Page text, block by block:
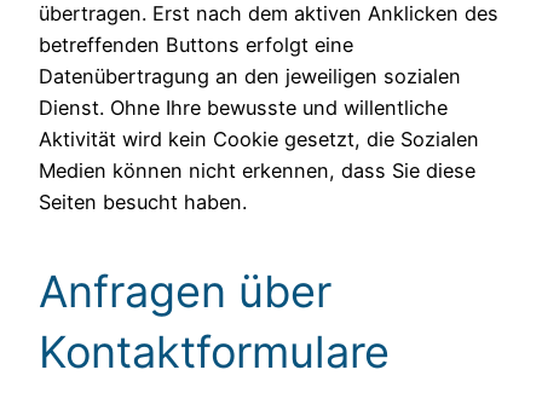
übertragen. Erst nach dem aktiven Anklicken des
betreffenden Buttons erfolgt eine
Datenübertragung an den jeweiligen sozialen
Dienst. Ohne Ihre bewusste und willentliche
Aktivität wird kein Cookie gesetzt, die Sozialen
Medien können nicht erkennen, dass Sie diese
Seiten besucht haben.
Anfragen über
Kontaktformulare